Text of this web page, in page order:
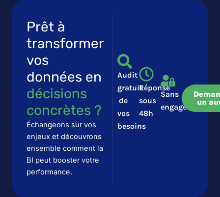
Prêt à
transformer
vos
données en
décisions
concrètes ?​​
Échangeons sur vos
enjeux et découvrons
ensemble comment la
BI peut booster votre
performance.
Audit
gratuit
de
vos
besoins
Réponse
sous
48h
Sans
engagement
un